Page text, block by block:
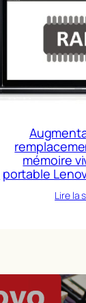
mémoire
portable
Lire la